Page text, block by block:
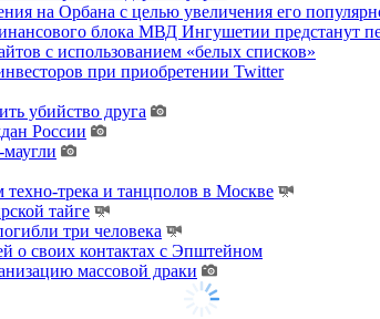
на Орбана с целью увеличения его
блока МВД Ингушетии предстанут
с использованием «белых списков»
при приобретении Twitter
убийство друга
России
трека и танцполов в Москве
тайге
три человека
о своих контактах с Эпштейном
массовой драки